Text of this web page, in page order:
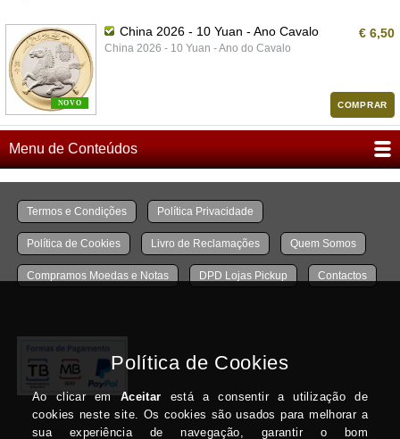
NOVO
China 2026 - 10 Yuan - Ano Cavalo
China 2026 - 10 Yuan - Ano do Cavalo
€ 6,50
COMPRAR
Menu de Conteúdos
Termos e Condições Política Privacidade
Política de Cookies Livro de Reclamações Quem Somos
Compramos Moedas e Notas DPD Lojas Pickup Contactos